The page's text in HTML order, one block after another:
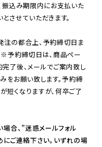
振込み期限内にお支払いた
させていただきます。
の都合上、予約締切日ま
※予約締切日は、商品ペー
了後、メールでご案内致し
をお願い致します。予約締
くなりますが、何卒ご了
場合、”迷惑メールフォル
にご連絡下さい。いずれの場